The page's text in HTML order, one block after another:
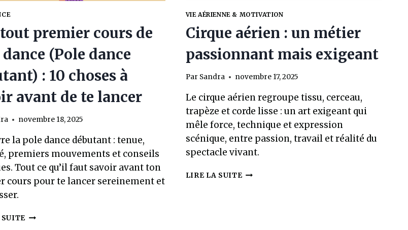
REVÊTEMENTS)
premier cours de
(Pole dance
: 10 choses à
avant de te lancer
novembre 18, 2025
la pole dance débutant : tenue,
premiers mouvements et conseils
Tout ce qu’il faut savoir avant ton
cours pour te lancer sereinement et
TON
VIE AÉRIENNE & MOTIVATION
Cirque aérien : un métier
passionnant mais exigeant
Par Sandra novembre 17, 2025
Le cirque aérien regroupe tissu, cerceau,
trapèze et corde lisse : un art exigeant qui
mêle force, technique et expression
scénique, entre passion, travail et réalité du
spectacle vivant.
LIRE LA SUITECIRQUE